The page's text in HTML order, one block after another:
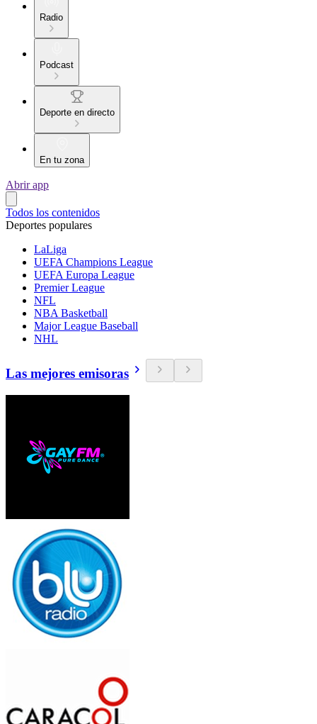
Radio
Podcast
Deporte en directo
En tu zona
Abrir app
Todos los contenidos
Deportes populares
LaLiga
UEFA Champions League
UEFA Europa League
Premier League
NFL
NBA Basketball
Major League Baseball
NHL
Las mejores emisoras